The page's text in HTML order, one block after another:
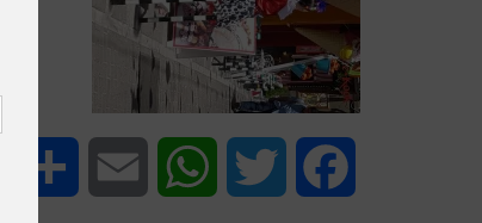
Facebook
Twitter
WhatsApp
Email